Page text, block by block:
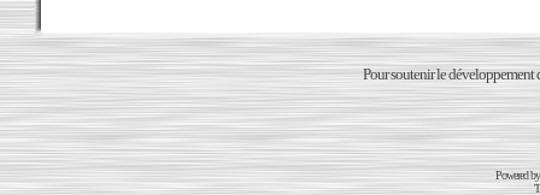
Pour soutenir le développement
Powered